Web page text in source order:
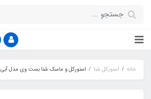
خانه اسنورکل شنا اسنورکل و ماسک شنا بست وی مدل آبی 24053